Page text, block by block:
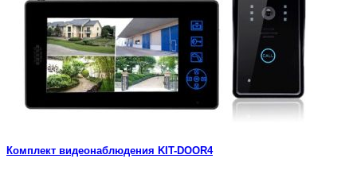
Комплект видеонаблюдения KIT-DOOR4